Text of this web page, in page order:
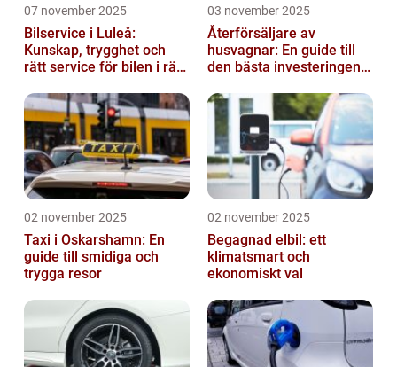
07 november 2025
Bilservice i Luleå:
Kunskap, trygghet och
rätt service för bilen i rätt
03 november 2025
Återförsäljare av
husvagnar: En guide till
den bästa investeringen
02 november 2025
Taxi i Oskarshamn: En
guide till smidiga och
trygga resor
02 november 2025
Begagnad elbil: ett
klimatsmart och
ekonomiskt val